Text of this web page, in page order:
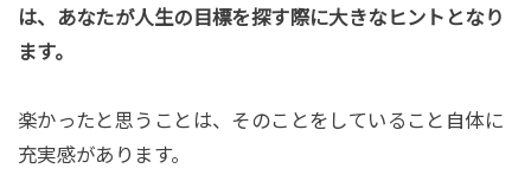
は、あなたが人生の目標を探す際に大きなヒントとなり
ます。
楽かったと思うことは、そのことをしていること自体に
充実感があります。